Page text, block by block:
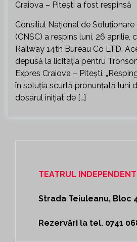
Consiliul Național de
(CNSC) a respins luni, 26 aprilie,
Railway 14th Bureau Co LTD.
depusă la licitația pentru
Expres Craiova – Pitești.
în soluția scurtă pronunțată luni
dosarul inițiat de […]
TEATRUL
Strada Teiuleanu, Bloc
Rezervări la tel. 0741